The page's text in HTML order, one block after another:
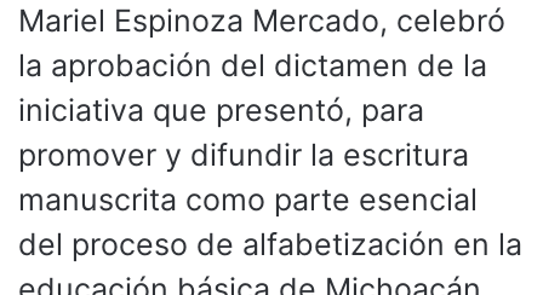
Mariel Espinoza Mercado, celebró
la aprobación del dictamen de la
iniciativa que presentó, para
promover y difundir la escritura
manuscrita como parte esencial
del proceso de alfabetización en la